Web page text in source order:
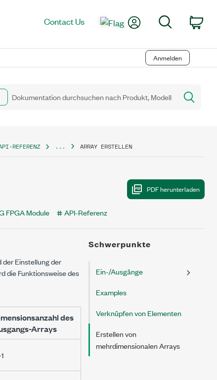
Contact Us My AccountSearch
Anmelden
REFERENZ ... ARRAY ERSTELLEN
FPGA Module API-Referenz
Einstellung der
die Funktionsweise des
des
Arrays
Schwerpunkte
Ein-/Ausgänge
Examples
Verknüpfen von Elementen
Erstellen von
mehrdimensionalen Arrays